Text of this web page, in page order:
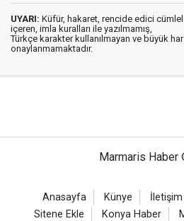
UYARI: Küfür, hakaret, rencide edici
içeren, imla kuralları ile yazılmamış,
Türkçe karakter kullanılmayan ve büyük
onaylanmamaktadır.
Marmaris Haber
Anasayfa Künye İletişim
Sitene Ekle
Konya Haber